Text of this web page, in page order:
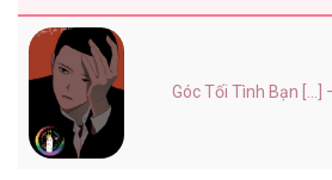
Góc Tối Tình Bạn [...]